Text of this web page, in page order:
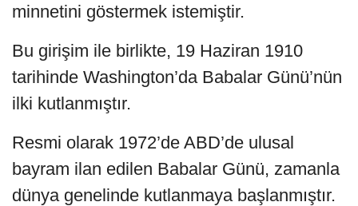
minnetini göstermek istemiştir.
Bu girişim ile birlikte, 19 Haziran 1910
tarihinde Washington’da Babalar Günü’nün
ilki kutlanmıştır.
Resmi olarak 1972’de ABD’de ulusal
bayram ilan edilen Babalar Günü, zamanla
dünya genelinde kutlanmaya başlanmıştır.